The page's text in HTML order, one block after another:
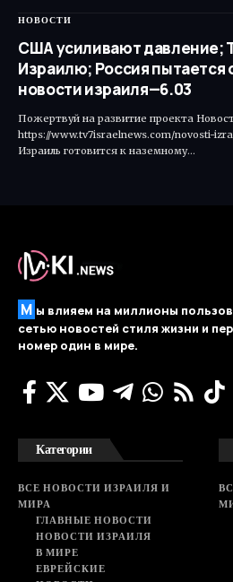
НОВОСТИ
США усиливают давление;
Израилю; Россия пытается
новости израиля—6.03
Пожертвуй на развитие проекта
https://www.tv7israelnews.com/novosti-
Израиль готовится к наземному…
М ы влияем на миллионы
сетью новостей стиля жизни и
номер один в мире.
Категории
ВСЕ НОВОСТИ ИЗРАИЛЯ И
МИРА
ГЛАВНЫЕ НОВОСТИ
НОВОСТИ ИЗРАИЛЯ
В МИРЕ
ЕВРЕЙСКИЕ